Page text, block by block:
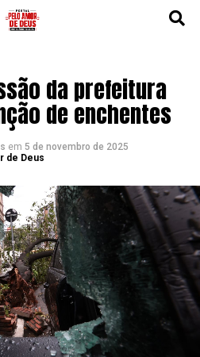
da prefeitura
de enchentes
em 5 de novembro de 2025
de Deus